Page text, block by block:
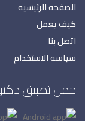
الصفحه الرئيسيه
كيف يعمل
اتصل بنا
سياسه الاستخدام
حمل تطبيق